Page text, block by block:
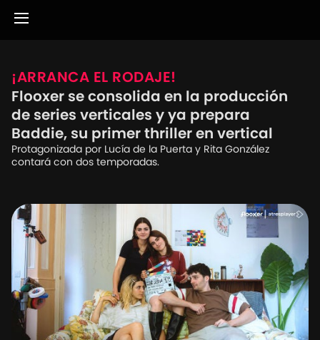
¡ARRANCA EL RODAJE!
Flooxer se consolida en la producción
de series verticales y ya prepara
Baddie, su primer thriller en vertical
Protagonizada por Lucía de la Puerta y Rita González
contará con dos temporadas.